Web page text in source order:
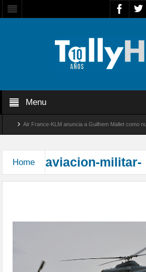
Menu
Air France-KLM anuncia a Guilhem Mallet como
Home aviacion-militar-